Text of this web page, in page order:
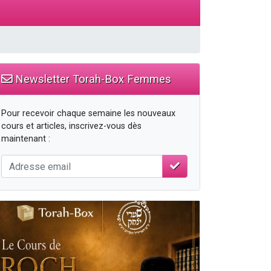
le temps
Newsletter Torah-Box Femmes
Pour recevoir chaque semaine les nouveaux
cours et articles, inscrivez-vous dès
maintenant :